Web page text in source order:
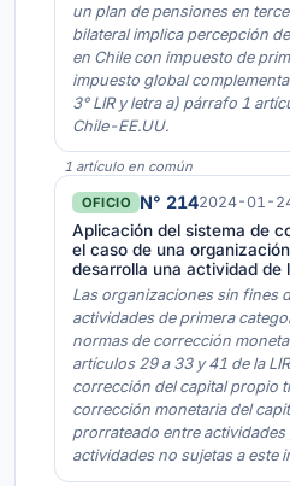
un plan de pensiones en
bilateral implica percepción
en Chile con impuesto de
impuesto global
3° LIR y letra a) párrafo 1
Chile-EE.UU.
1 artículo en común
OFICIO N° 2142024-01-
Aplicación del sistema de
el caso de una
desarrolla una actividad de
Las organizaciones sin fines
actividades de primera
normas de corrección
artículos 29 a 33 y 41 de la
corrección del capital propio
corrección monetaria del
prorrateado entre actividades
actividades no sujetas a este